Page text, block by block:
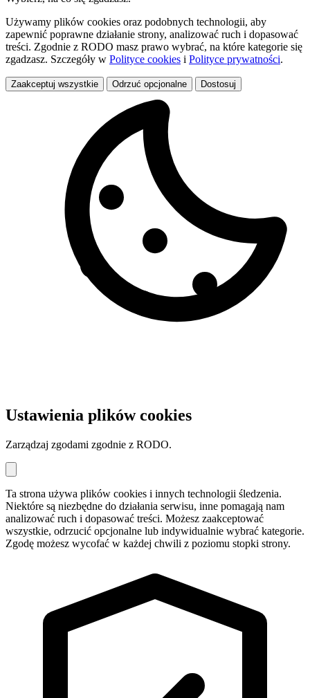
Używamy plików cookies oraz podobnych technologii, aby
zapewnić poprawne działanie strony, analizować ruch i dopasować
treści. Zgodnie z RODO masz prawo wybrać, na które kategorie się
zgadzasz. Szczegóły w Polityce cookies i Polityce prywatności.
Zaakceptuj wszystkie Odrzuć opcjonalne Dostosuj
Ustawienia plików cookies
Zarządzaj zgodami zgodnie z RODO.
Ta strona używa plików cookies i innych technologii śledzenia.
Niektóre są niezbędne do działania serwisu, inne pomagają nam
analizować ruch i dopasować treści. Możesz zaakceptować
wszystkie, odrzucić opcjonalne lub indywidualnie wybrać kategorie.
Zgodę możesz wycofać w każdej chwili z poziomu stopki strony.